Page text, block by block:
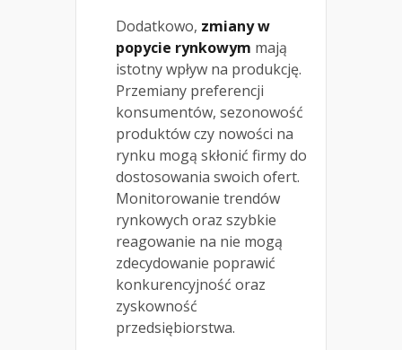
Dodatkowo, zmiany w
popycie rynkowym mają
istotny wpływ na produkcję.
Przemiany preferencji
konsumentów, sezonowość
produktów czy nowości na
rynku mogą skłonić firmy do
dostosowania swoich ofert.
Monitorowanie trendów
rynkowych oraz szybkie
reagowanie na nie mogą
zdecydowanie poprawić
konkurencyjność oraz
zyskowność
przedsiębiorstwa.